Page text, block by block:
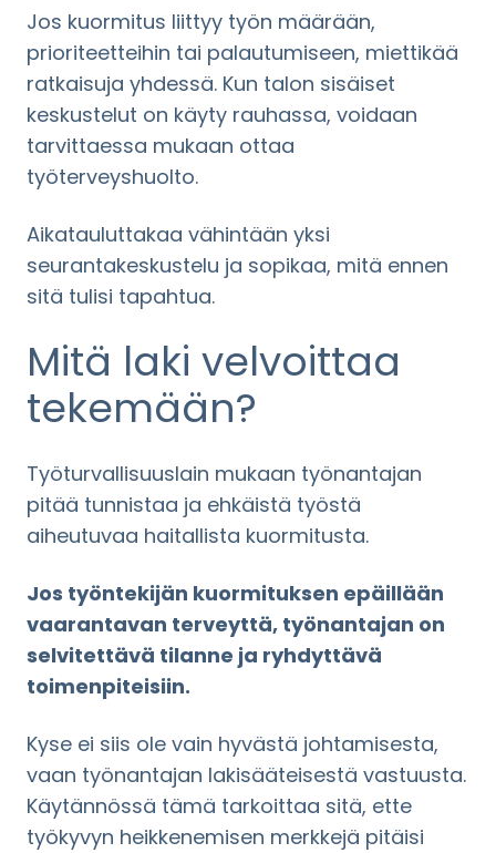
Jos kuormitus liittyy työn määrään,
prioriteetteihin tai palautumiseen, miettikää
ratkaisuja yhdessä. Kun talon sisäiset
keskustelut on käyty rauhassa, voidaan
tarvittaessa mukaan ottaa
työterveyshuolto.
Aikatauluttakaa vähintään yksi
seurantakeskustelu ja sopikaa, mitä ennen
sitä tulisi tapahtua.
Mitä laki velvoittaa
tekemään?
Työturvallisuuslain mukaan työnantajan
pitää tunnistaa ja ehkäistä työstä
aiheutuvaa haitallista kuormitusta.
Jos työntekijän kuormituksen epäillään
vaarantavan terveyttä, työnantajan on
selvitettävä tilanne ja ryhdyttävä
toimenpiteisiin.
Kyse ei siis ole vain hyvästä johtamisesta,
vaan työnantajan lakisääteisestä vastuusta.
Käytännössä tämä tarkoittaa sitä, ette
työkyvyn heikkenemisen merkkejä pitäisi